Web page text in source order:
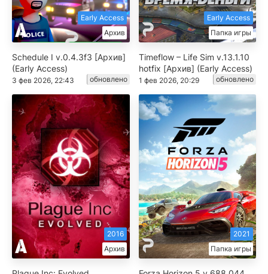
Архив
Early Access
Schedule I v.0.4.3f3 [Архив]
(Early Access)
3 фев 2026, 22:43 обновлено
Папка игры
Early Access
Timeflow – Life Sim v.13.1.10
hotfix [Архив] (Early Access)
1 фев 2026, 20:29 обновлено
Архив
2016
Папка игры
2021